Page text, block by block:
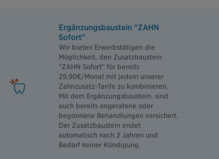
Ergänzungsbaustein “ZAHN
Sofort”
Wir bieten Erwerbstätigen die
Möglichkeit, den Zusatzbaustein
“ZAHN Sofort” für bereits
29,90€/Monat mit jedem unserer
Zahnzusatz-Tarife zu kombinieren.
Mit dem Ergänzungsbaustein, sind
auch bereits angeratene oder
begonnene Behandlungen versichert.
Der Zusatzbaustein endet
automatisch nach 2 Jahren und
Bedarf keiner Kündigung.